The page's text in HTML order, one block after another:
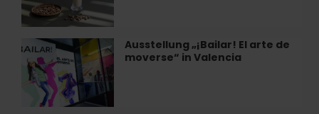
von
traditioneller
Horchata
in
Alboraya
mit
Món
Ausstellung „¡Bailar! El arte de
moverse“ in Valencia
Ausstellung
„¡Bailar!
El
arte